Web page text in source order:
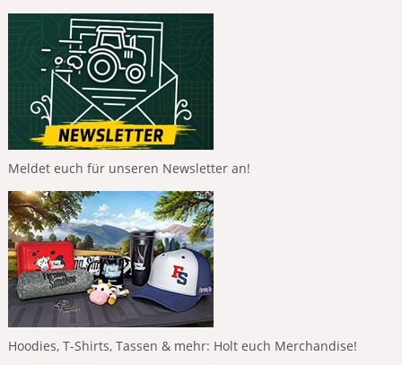
Meldet euch für unseren Newsletter an!
Hoodies, T-Shirts, Tassen & mehr: Holt euch Merchandise!